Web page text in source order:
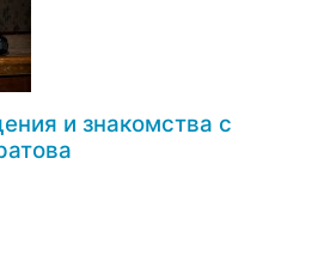
и знакомства с